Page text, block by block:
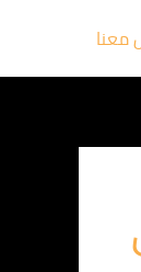
معنا